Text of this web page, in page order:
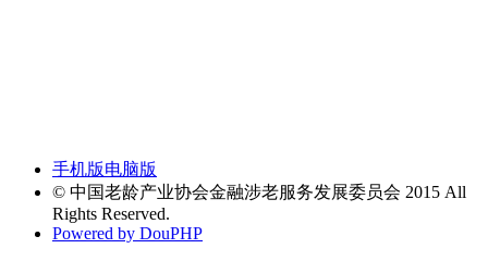
手机版电脑版
© 中国老龄产业协会金融涉老服务发展委员会 2015 All
Rights Reserved.
Powered by DouPHP